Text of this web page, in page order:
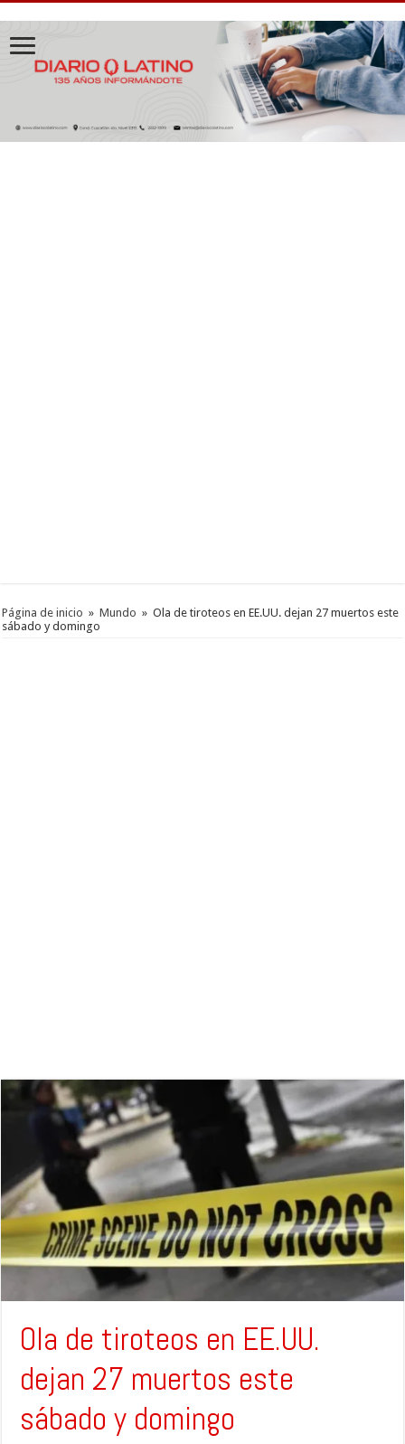
Página de inicio » Mundo » Ola de tiroteos en EE.UU. dejan 27 muertos este
sábado y domingo
Ola de tiroteos en EE.UU.
dejan 27 muertos este
sábado y domingo